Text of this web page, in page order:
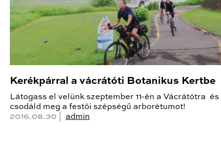
Kerékpárral a vácrátóti Botanikus Kertbe
Látogass el velünk szeptember 11-én a Vácrátótra és
csodáld meg a festői szépségű arborétumot!
2016.08.30 | admin